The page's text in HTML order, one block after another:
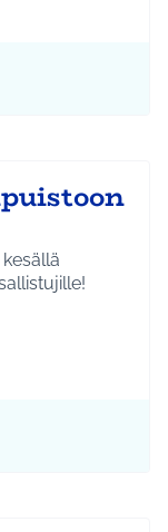
Liikunta ja
Liikunta ja